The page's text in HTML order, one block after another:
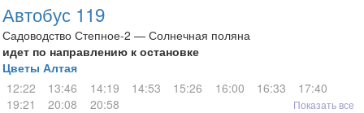
Автобус 119
Садоводство Степное-2 — Солнечная поляна
идет по направлению к остановке
Цветы Алтая
12:22
13:46 14:19 14:53 15:26 16:00 16:33
17:40
19:21
20:08 20:58 Показать все